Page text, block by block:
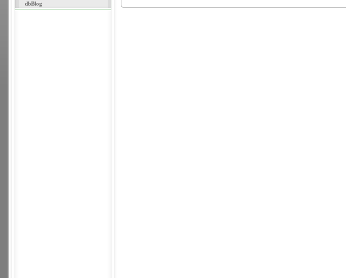
dbBlog